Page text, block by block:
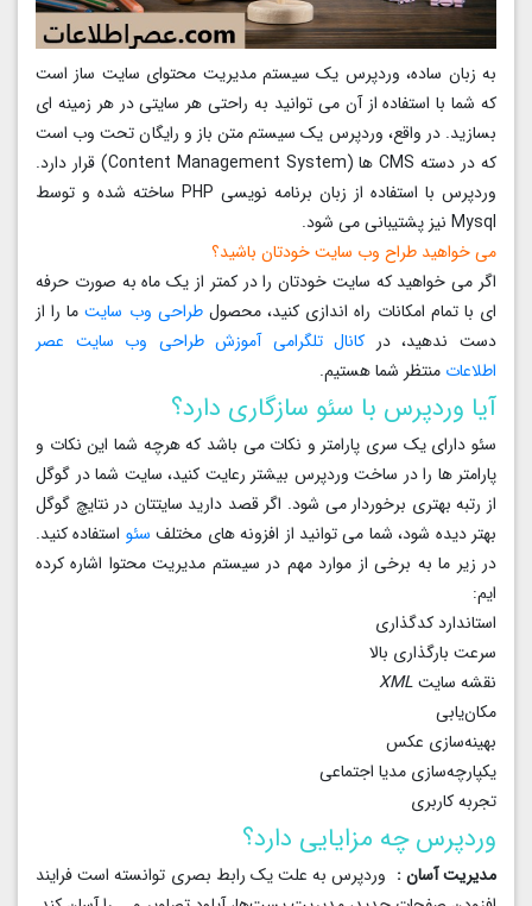
به زبان ساده، وردپرس یک سیستم مدیریت محتوای سایت ساز است
که شما با استفاده از آن می توانید به راحتی هر سایتی در هر زمینه ای
بسازید. در واقع، وردپرس یک سیستم متن باز و رایگان تحت وب است
که در دسته CMS ها (Content Management System) قرار دارد.
وردپرس با استفاده از زبان برنامه نویسی PHP ساخته شده و توسط
Mysql نیز پشتیبانی می شود.
می خواهید طراح وب سایت خودتان باشید؟
اگر می خواهید که سایت خودتان را در کمتر از یک ماه به صورت حرفه
ای با تمام امکانات راه اندازی کنید، محصول طراحی وب سایتما را از
دست ندهید، در کانال تلگرامی آموزش طراحی وب سایت
عصر
اطلاعاتمنتظر شما هستیم.
آیا وردپرس با سئو سازگاری دارد؟
سئو دارای یک سری پارامتر و نکات می باشد که هرچه شما این نکات و
پارامتر ها را در ساخت وردپرس بیشتر رعایت کنید، سایت شما در گوگل
از رتبه بهتری برخوردار می شود. اگر قصد دارید سایتتان در نتایچ گوگل
بهتر دیده شود، شما می توانید از افزونه های مختلفسئواستفاده کنید.
در زیر ما به برخی از موارد مهم در سیستم مدیریت محتوا اشاره کرده
ایم:
استاندارد کدگذاری
سرعت بارگذاری بالا
نقشه سایتXML
مکان‌یابی
بهینه‌سازی عکس
یکپارچه‌سازی مدیا اجتماعی
تجربه کاربری
وردپرس چه مزایایی دارد؟
مدیریت آسان :وردپرس به علت یک رابط بصری توانسته است فرایند